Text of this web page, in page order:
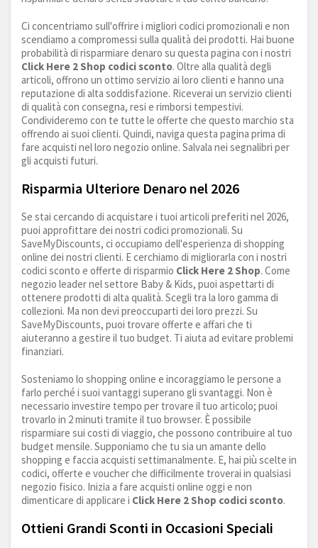
Ci concentriamo sull'offrire i migliori codici promozionali e non
scendiamo a compromessi sulla qualità dei prodotti. Hai buone
probabilità di risparmiare denaro su questa pagina con i nostri
Click Here 2 Shop codici sconto. Oltre alla qualità degli
articoli, offrono un ottimo servizio ai loro clienti e hanno una
reputazione di alta soddisfazione. Riceverai un servizio clienti
di qualità con consegna, resi e rimborsi tempestivi.
Condivideremo con te tutte le offerte che questo marchio sta
offrendo ai suoi clienti. Quindi, naviga questa pagina prima di
fare acquisti nel loro negozio online. Salvala nei segnalibri per
gli acquisti futuri.
Risparmia Ulteriore Denaro nel 2026
Se stai cercando di acquistare i tuoi articoli preferiti nel 2026,
puoi approfittare dei nostri codici promozionali. Su
SaveMyDiscounts, ci occupiamo dell'esperienza di shopping
online dei nostri clienti. E cerchiamo di migliorarla con i nostri
codici sconto e offerte di risparmio Click Here 2 Shop. Come
negozio leader nel settore Baby & Kids, puoi aspettarti di
ottenere prodotti di alta qualità. Scegli tra la loro gamma di
collezioni. Ma non devi preoccuparti dei loro prezzi. Su
SaveMyDiscounts, puoi trovare offerte e affari che ti
aiuteranno a gestire il tuo budget. Ti aiuta ad evitare problemi
finanziari.
Sosteniamo lo shopping online e incoraggiamo le persone a
farlo perché i suoi vantaggi superano gli svantaggi. Non è
necessario investire tempo per trovare il tuo articolo; puoi
trovarlo in 2 minuti tramite il tuo browser. È possibile
risparmiare sui costi di viaggio, che possono contribuire al tuo
budget mensile. Supponiamo che tu sia un amante dello
shopping e faccia acquisti settimanalmente. E, hai più scelte in
codici, offerte e voucher che difficilmente troverai in qualsiasi
negozio fisico. Inizia a fare acquisti online oggi e non
dimenticare di applicare i Click Here 2 Shop codici sconto.
Ottieni Grandi Sconti in Occasioni Speciali